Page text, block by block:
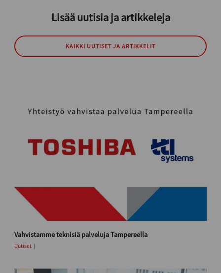
Lisää uutisia ja artikkeleja
KAIKKI UUTISET JA ARTIKKELIT
Vahvistamme teknisiä palveluja Tampereella
Uutiset